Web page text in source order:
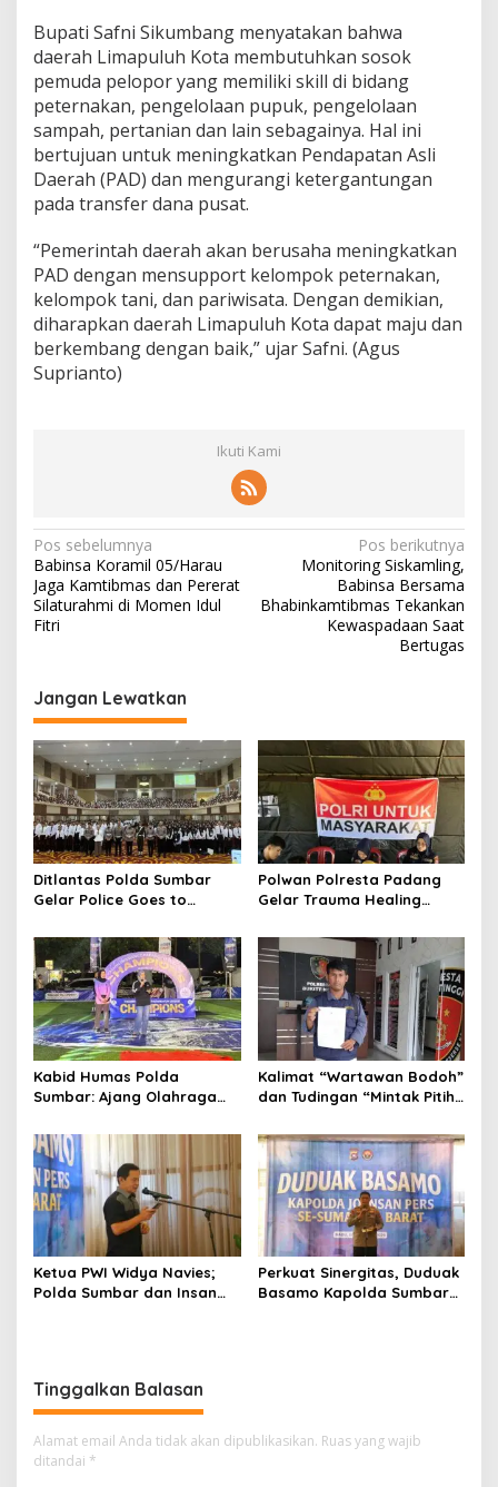
Bupati Safni Sikumbang menyatakan bahwa
daerah Limapuluh Kota membutuhkan sosok
pemuda pelopor yang memiliki skill di bidang
peternakan, pengelolaan pupuk, pengelolaan
sampah, pertanian dan lain sebagainya. Hal ini
bertujuan untuk meningkatkan Pendapatan Asli
Daerah (PAD) dan mengurangi ketergantungan
pada transfer dana pusat.
“Pemerintah daerah akan berusaha meningkatkan
PAD dengan mensupport kelompok peternakan,
kelompok tani, dan pariwisata. Dengan demikian,
diharapkan daerah Limapuluh Kota dapat maju dan
berkembang dengan baik,” ujar Safni. (Agus
Suprianto)
Ikuti Kami
N
a
v
a
s
i
p
o
s
Pos sebelumnya
Babinsa Koramil 05/Harau
Jaga Kamtibmas dan Pererat
Silaturahmi di Momen Idul
Fitri
Pos berikutnya
Monitoring Siskamling,
Babinsa Bersama
Bhabinkamtibmas Tekankan
Kewaspadaan Saat
Bertugas
Jangan Lewatkan
Ditlantas Polda Sumbar
Gelar Police Goes to
3.000 Mahasiswa Baru
Tertib Berlalu Lintas
Polwan Polresta Padang
Gelar Trauma Healing
Banjir di Surau Gadang
Kabid Humas Polda
Sumbar: Ajang Olahraga
Perekat Persaudaraan dan
Kamtibmas
Kalimat “Wartawan Bodoh”
dan Tudingan “Mintak Pitih”
Affa Adicitta ke Polresta
Bukittinggi
Ketua PWI Widya Navies;
Polda Sumbar dan Insan
Perkuat Sinergitas, Duduak
Basamo Kapolda Sumbar
Tinggalkan Balasan
Alamat email Anda tidak akan dipublikasikan. Ruas yang wajib
ditandai *